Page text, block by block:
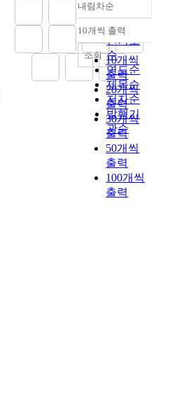
정확도
순
인기도
순
연도순
제목순
저자순
발행기
관순
내림차순
내림차순
10개씩 출력
10개씩
출력
20개씩
출력
30개씩
출력
50개씩
출력
100개씩
출력
조회